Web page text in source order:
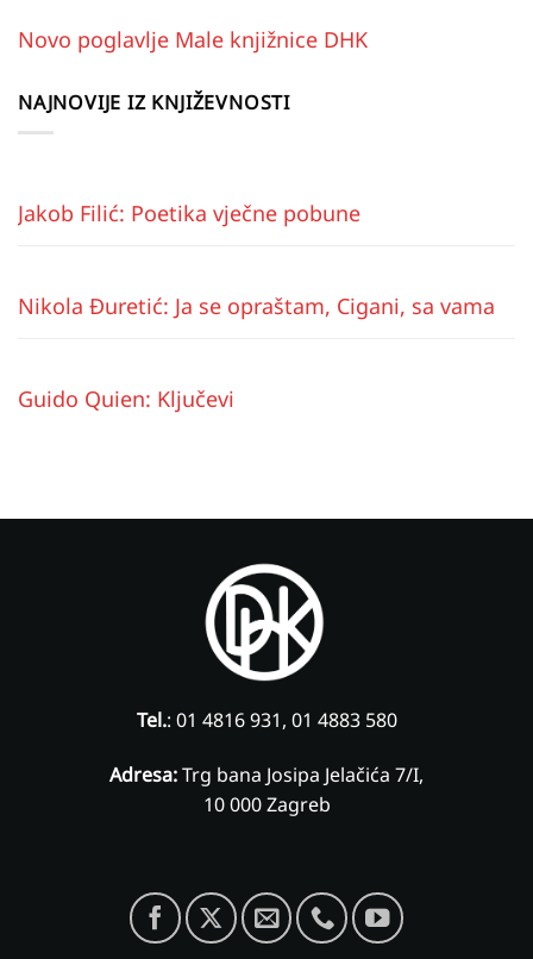
Novo poglavlje Male knjižnice DHK
NAJNOVIJE IZ KNJIŽEVNOSTI
Jakob Filić: Poetika vječne pobune
Nikola Đuretić: Ja se opraštam, Cigani, sa vama
Guido Quien: Ključevi
Tel.: 01 4816 931, 01 4883 580
Adresa:Trg bana Josipa Jelačića 7/I,
10 000 Zagreb